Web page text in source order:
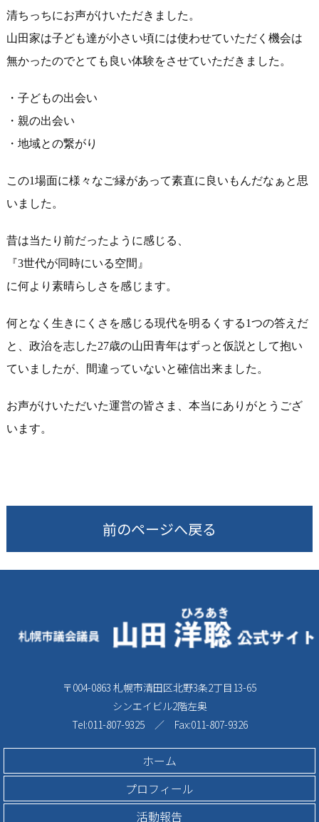
清ちっちにお声がけいただきました。
山田家は子ども達が小さい頃には使わせていただく機会は
無かったのでとても良い体験をさせていただきました。
・子どもの出会い
・親の出会い
・地域との繋がり
この1場面に様々なご縁があって素直に良いもんだなぁと思
いました。
昔は当たり前だったように感じる、
『3世代が同時にいる空間』
に何より素晴らしさを感じます。
何となく生きにくさを感じる現代を明るくする1つの答えだ
と、政治を志した27歳の山田青年はずっと仮説として抱い
ていましたが、間違っていないと確信出来ました。
お声がけいただいた運営の皆さま、本当にありがとうござ
います。
前のページへ戻る
〒004-0863 札幌市清田区北野3条2丁目13-65
シンエイビル2階左奥
Tel:011-807-9325 ／ Fax:011-807-9326
ホーム
プロフィール
活動報告